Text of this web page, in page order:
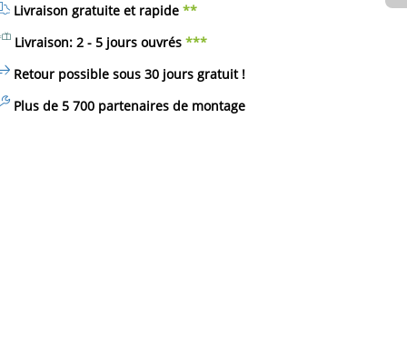
Livraison gratuite et rapide **
Livraison: 2 - 5 jours ouvrés ***
Retour possible sous 30 jours gratuit!
Plus de 5 700 partenaires de montage